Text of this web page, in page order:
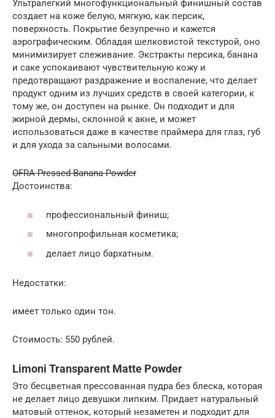
Ультралегкий многофункциональный финишный состав
создает на коже белую, мягкую, как персик,
поверхность. Покрытие безупречно и кажется
аэрографическим. Обладая шелковистой текстурой, оно
минимизирует слеживание. Экстракты персика, банана
и саке успокаивают чувствительную кожу и
предотвращают раздражение и воспаление, что делает
продукт одним из лучших средств в своей категории, к
тому же, он доступен на рынке. Он подходит и для
жирной дермы, склонной к акне, и может
использоваться даже в качестве праймера для глаз, губ
и для ухода за сальными волосами.
OFRA Pressed Banana Powder
Достоинства:
профессиональный финиш;
многопрофильная косметика;
делает лицо бархатным.
Недостатки:
имеет только один тон.
Стоимость: 550 рублей.
Limoni Transparent Matte Powder
Это бесцветная прессованная пудра без блеска, которая
не делает лицо девушки липким. Придает натуральный
матовый оттенок, который незаметен и подходит для